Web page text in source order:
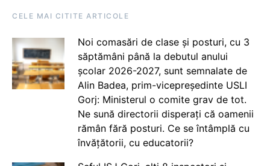
CELE MAI CITITE ARTICOLE
Noi comasări de clase și posturi, cu 3
săptămâni până la debutul anului
școlar 2026-2027, sunt semnalate de
Alin Badea, prim-vicepreședinte USLI
Gorj: Ministerul o comite grav de tot.
Ne sună directorii disperați că oamenii
rămân fără posturi. Ce se întâmplă cu
învățătorii, cu educatorii?